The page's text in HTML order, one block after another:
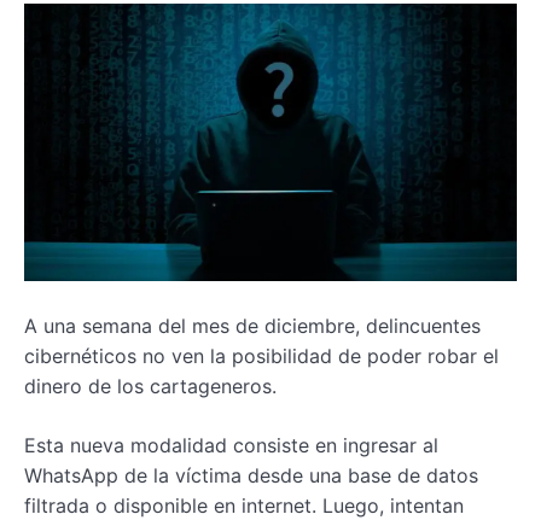
A una semana del mes de diciembre, delincuentes
cibernéticos no ven la posibilidad de poder robar el
dinero de los cartageneros.
Esta nueva modalidad consiste en ingresar al
WhatsApp de la víctima desde una base de datos
filtrada o disponible en internet. Luego, intentan